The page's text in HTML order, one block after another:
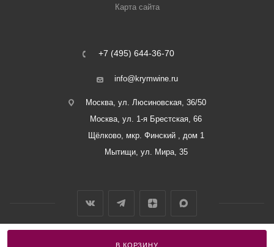
В КОРЗИНУ
Карта сайта
+7 (495) 644-36-70
info@krymwine.ru
Москва, ул. Люсиновская, 36/50
Москва, ул. 1-я Брестская, 66
Щёлково, мкр. Финский , дом 1
Мытищи, ул. Мира, 35